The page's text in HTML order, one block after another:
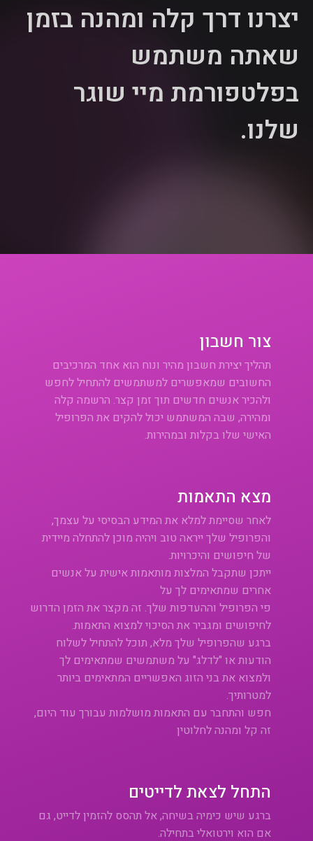
יצרנו דרך קלה ומהנה בזמן
שאתה משתמש
בפלטפורמת מיי שוגר
שלנו.
צור חשבון
תהליך יצירת חשבון מהיר ונוח הוא אחד המרכיבים
החשובים שמאפשרים למשתמשים להתחיל לחפש
ולהכיר אנשים חדשים תוך זמן קצר. הרשמה קלה
ומהירה, שבה המשתמש יכול להקים את הפרופיל
האישי שלו בקלות ובמהירות.
מצא התאמות
לאחר שסיימת למלא את המידע הבסיסי על עצמך,
והפרופיל שלך ייראה טוב ויהיה מוכן להתחלה מיידית
של חיפושים והיכרויות.
ייתכן שתקבל המלצות מותאמות אישית על אנשים
אחרים שמתאימים לך על
פי הפרופיל וההעדפות שלך. זה מקצר את הזמן הדרוש
לחיפושים ומגביר את הסיכוי למצוא התאמות.
ברגע שהפרופיל שלך מלא, תוכל להתחיל לשלוח
הודעות או "לדלג" על משתמשים שמתאימים לך
ולמצוא את בני הזוג האפשריים המתאימים ביותר
למטרותיך.
חפש והתחבר עם התאמות מושלמות עבורך עוד היום,
זה קל ומהנה לחלוטין
התחל לצאת לדייטים
ברגע שיש כימיה בשיחה, אל תהסס להזמין לדייט, גם
אם הוא וירטואלי בתחילה.